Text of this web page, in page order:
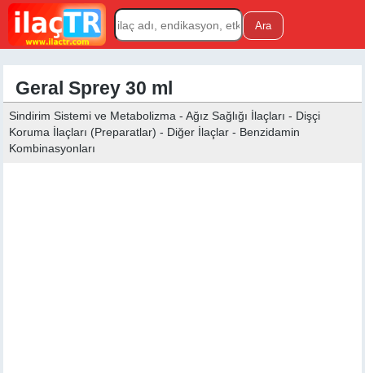
Geral Sprey 30 ml
Sindirim Sistemi ve Metabolizma - Ağız Sağlığı İlaçları - Dişçi
Koruma İlaçları (Preparatlar) - Diğer İlaçlar - Benzidamin
Kombinasyonları